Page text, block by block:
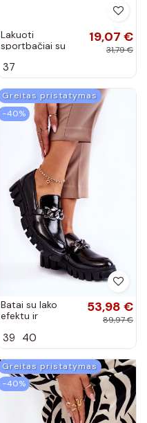
Lakuoti
sportbačiai su
Q53-1B
19,07 €
31,79 €
37
Greitas pristatymas
−40%
Batai su lako
efektu ir
spalvos Inger
53,98 €
89,97 €
39 40
Greitas pristatymas
−40%